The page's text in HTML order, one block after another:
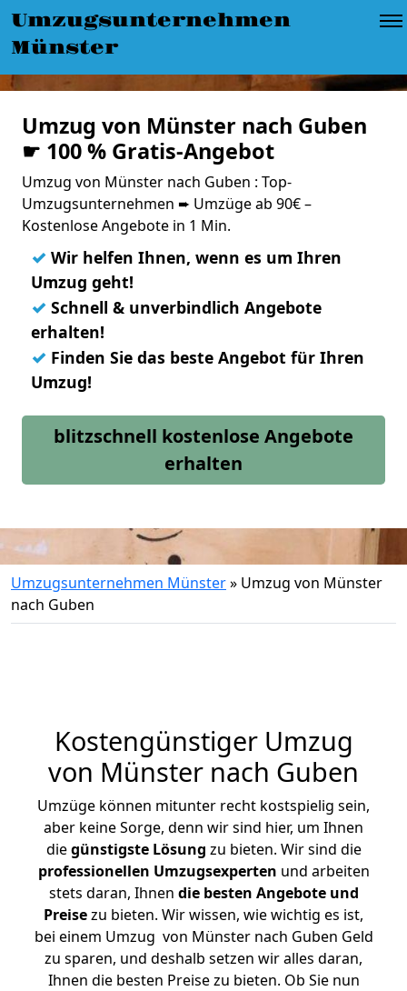
Umzugsunternehmen
Münster
Umzug von Münster nach Guben
☛ 100 % Gratis-Angebot
Umzug von Münster nach Guben : Top-
Umzugsunternehmen ➨ Umzüge ab 90€ –
Kostenlose Angebote in 1 Min.
✓ Wir helfen Ihnen, wenn es um Ihren
Umzug geht!
✓ Schnell & unverbindlich Angebote
erhalten!
✓ Finden Sie das beste Angebot für Ihren
Umzug!
blitzschnell kostenlose Angebote
erhalten
Umzugsunternehmen Münster» Umzug von Münster
nach Guben
Kostengünstiger Umzug
von Münster nach Guben
Umzüge können mitunter recht kostspielig sein,
aber keine Sorge, denn wir sind hier, um Ihnen
diegünstigste Lösung zu bieten. Wir sind die
professionellen Umzugsexperten und arbeiten
stets daran, Ihnen die besten Angebote und
Preisezu bieten. Wir wissen, wie wichtig es ist,
bei einem Umzug von Münster nach Guben Geld
zu sparen, und deshalb setzen wir alles daran,
Ihnen die besten Preise zu bieten. Ob Sie nun